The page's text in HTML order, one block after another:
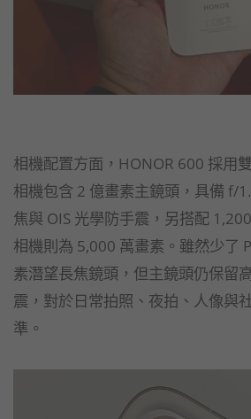
相機配置方面，HONOR 600 採用
相機包含 2 億畫素主鏡頭，具備 f/
焦與 OIS 光學防手震，另搭配
相機則為 5,000 萬畫素。雖然少了
素潛望長焦鏡頭，但主鏡頭仍保留
震，對於日常拍照、夜拍、人像與
準。